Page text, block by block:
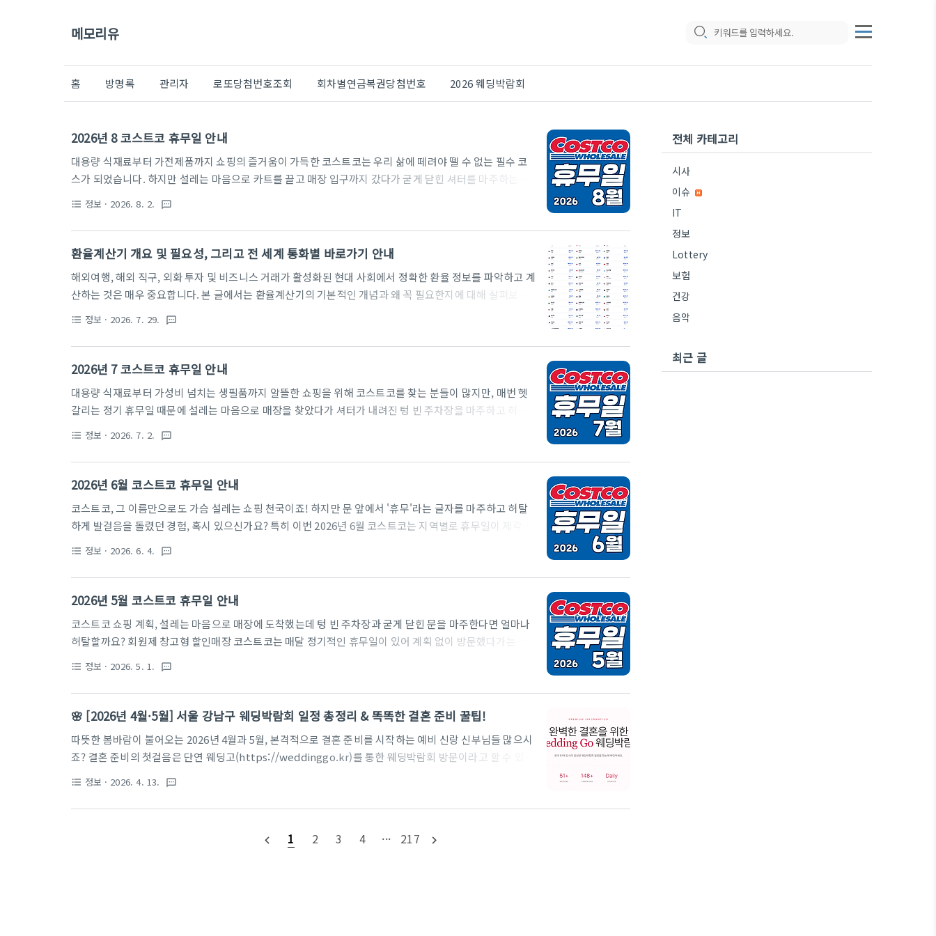
메모리유
홈 방명록 관리자 로또당첨번호조회 회차별연금복권당첨번호 2026 웨딩박람회
2026년 8 코스트코 휴무일 안내
대용량 식재료부터 가전제품까지 쇼핑의 즐거움이 가득한 코스트코는 우리 삶에 떼려야 뗄 수 없는 필수 코
스가 되었습니다. 하지만 설레는 마음으로 카트를 끌고 매장 입구까지 갔다가 굳게 닫힌 셔터를 마주하는 것
영하고 있는데, 지역별로 휴무일이 제각각이라 미리 확인하지 않으면 헛걸음을 하기 십상입니다. 특히 이번
2026년 8월은 지점마다 휴무 날짜가 다르고 특정 요일에 몰려 있어 더욱 세심한 체크가 필요합니다. 여러분
의 소중한 시간과 기름값을 지켜드리기 위해 8월 코스트코 전국 지점 휴무일을 깔끔하게 정리해 드립니다. 주
format_list_bulleted 정보 · 2026. 8. 2. textsms
환율계산기 개요 및 필요성, 그리고 전 세계 통화별 바로가기 안내
해외여행, 해외 직구, 외화 투자 및 비즈니스 거래가 활성화된 현대 사회에서 정확한 환율 정보를 파악하고 계
산하는 것은 매우 중요합니다. 본 글에서는 환율계산기의 기본적인 개념과 왜 꼭 필요한지에 대해 살펴보고,
율계산기는 기준 통화(예: 대한민국 원화, KRW)와 대상 통화(예: 미국 달러, USD) 간의 교환 비율인 '환
율'을 바탕으로, 특정 금액을 다른 통화로 즉시 변환해 주는 금융 도구입니다.실시간으로 변동하는 외환 시장
의 시세를 반영하여 실시간 가치를 산출해주며, 단순 변환 외에도 매매기준율, 환전 수수료 등을 고려한 정밀
format_list_bulleted 정보 · 2026. 7. 29. textsms
2026년 7 코스트코 휴무일 안내
대용량 식재료부터 가성비 넘치는 생필품까지 알뜰한 쇼핑을 위해 코스트코를 찾는 분들이 많지만, 매번 헷
갈리는 정기 휴무일 때문에 설레는 마음으로 매장을 찾았다가 셔터가 내려진 텅 빈 주차장을 마주하고 허탈
요일에 문을 닫는데, 지점마다 휴무 기준이 달라 꼼꼼히 확인하지 않으면 소중한 휴일의 귀한 시간을 낭비하
기 십상입니다. 여러분의 완벽하고 즐거운 장보기 시간을 위해 2026년 7월 전국 코스트코 매장의 휴무일을
명확하게 정리해 드립니다. 특히 이번 달은 지역별로 쉬어가는 날짜가 다르며 일부 매장은 정상 영업을 이어
format_list_bulleted 정보 · 2026. 7. 2. textsms
2026년 6월 코스트코 휴무일 안내
코스트코, 그 이름만으로도 가슴 설레는 쇼핑 천국이죠! 하지만 문 앞에서 '휴무'라는 글자를 마주하고 허탈
하게 발걸음을 돌렸던 경험, 혹시 있으신가요? 특히 이번 2026년 6월 코스트코는 지역별로 휴무일이 제각각
않도록, 6월 코스트코 휴무일을 완벽하게 정리해 드리겠습니다. 과연 여러분이 가고 싶은 매장은 언제 쉬고
언제 문을 열까요? 지금 바로 확인하시고 완벽한 쇼핑 계획을 세워보세요! 코스트코 홀세일코스트코는 미국
워싱턴주에 본사를 둔 회원제 창고형 할인 매장입니다. 1983년 시애틀에서 첫 매장을 열었으며, 한국에는
format_list_bulleted 정보 · 2026. 6. 4. textsms
2026년 5월 코스트코 휴무일 안내
코스트코 쇼핑 계획, 설레는 마음으로 매장에 도착했는데 텅 빈 주차장과 굳게 닫힌 문을 마주한다면 얼마나
허탈할까요? 회원제 창고형 할인매장 코스트코는 매달 정기적인 휴무일이 있어 계획 없이 방문했다가는 헛
욱 꼼꼼한 확인이 필수입니다. 여러분의 귀한 시간과 에너지를 아껴줄 2026년 5월 코스트코 휴무일 총정리
를 통해 즐거운 쇼핑 계획 세우시길 바랍니다. 코스트코 홀세일코스트코는 미국 워싱턴주에 본사를 둔 회원
제 창고형 할인 매장입니다. 1983년 시애틀에서 첫 매장을 열었으며, 한국에는 1994년 서울 양평점을 시작
format_list_bulleted 정보 · 2026. 5. 1. textsms
🌸 [2026년 4월·5월] 서울 강남구 웨딩박람회 일정 총정리 & 똑똑한 결혼 준비 꿀팁!
따뜻한 봄바람이 불어오는 2026년 4월과 5월, 본격적으로 결혼 준비를 시작하는 예비 신랑 신부님들 많으시
죠? 결혼 준비의 첫걸음은 단연 웨딩고(https://weddinggo.kr)를 통한 웨딩박람회 방문이라고 할 수 있습
민국 웨딩의 메카, '서울 강남구'에서 열리는 웨딩박람회는 국내 최정상급 스드메(스튜디오, 드레스, 메이크
업) 업체들이 총출동하기 때문에 예신예랑님들의 필수 코스입니다. 오늘은 막막한 결혼 준비에 길잡이가 되
'강남구' 웨딩박람회일까요?청담동, 논현동, 신사동 등 강남..
format_list_bulleted 정보 · 2026. 4. 13. textsms
navigate_before 1 2 3 4 ··· 217 navigate_next
전체 카테고리
시사
이슈
IT
정보
Lottery
보험
건강
음악
최근 글